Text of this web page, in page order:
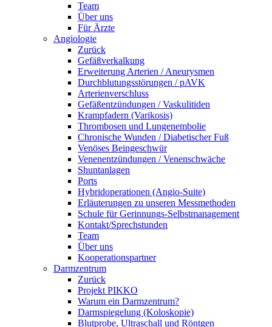
Team
Über uns
Für Ärzte
Angiologie
Zurück
Gefäßverkalkung
Erweiterung Arterien / Aneurysmen
Durchblutungsstörungen / pAVK
Arterienverschluss
Gefäßentzündungen / Vaskulitiden
Krampfadern (Varikosis)
Thrombosen und Lungenembolie
Chronische Wunden / Diabetischer Fuß
Venöses Beingeschwür
Venenentzündungen / Venenschwäche
Shuntanlagen
Ports
Hybridoperationen (Angio-Suite)
Erläuterungen zu unseren Messmethoden
Schule für Gerinnungs-Selbstmanagement
Kontakt/Sprechstunden
Team
Über uns
Kooperationspartner
Darmzentrum
Zurück
Projekt PIKKO
Warum ein Darmzentrum?
Darmspiegelung (Koloskopie)
Blutprobe, Ultraschall und Röntgen